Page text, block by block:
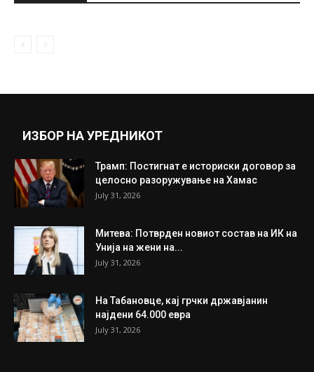
ИЗБОР НА УРЕДНИКОТ
Трамп: Постигнат е историски договор за
целосно разоружување на Хамас
July 31, 2026
Митева: Потврден новиот состав на ИК на
Унија на жени на...
July 31, 2026
На Табановце, кај грчки државјанин
најдени 64.000 евра
July 31, 2026